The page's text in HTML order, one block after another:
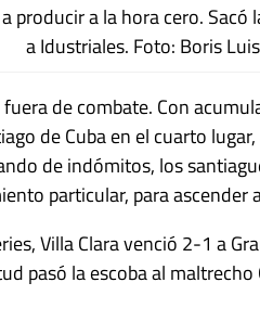
producir a la hora cero.
a Idustriales. Foto: Boris
de combate. Con
de Cuba en el cuarto
de indómitos, los
particular, para ascender
Villa Clara venció 2-1 a
pasó la escoba al